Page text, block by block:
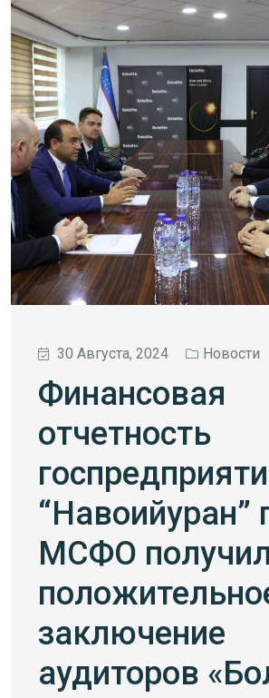
30 Августа, 2024 Новости
Финансовая
отчетность
“Навоийуран”
МСФО
заключение
аудиторов